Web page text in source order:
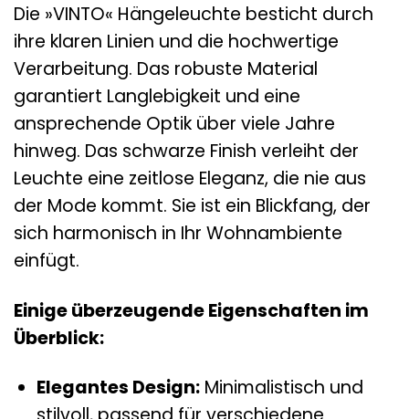
Die »VINTO« Hängeleuchte besticht durch
ihre klaren Linien und die hochwertige
Verarbeitung. Das robuste Material
garantiert Langlebigkeit und eine
ansprechende Optik über viele Jahre
hinweg. Das schwarze Finish verleiht der
Leuchte eine zeitlose Eleganz, die nie aus
der Mode kommt. Sie ist ein Blickfang, der
sich harmonisch in Ihr Wohnambiente
einfügt.
Einige überzeugende Eigenschaften im
Überblick:
Elegantes Design:Minimalistisch und